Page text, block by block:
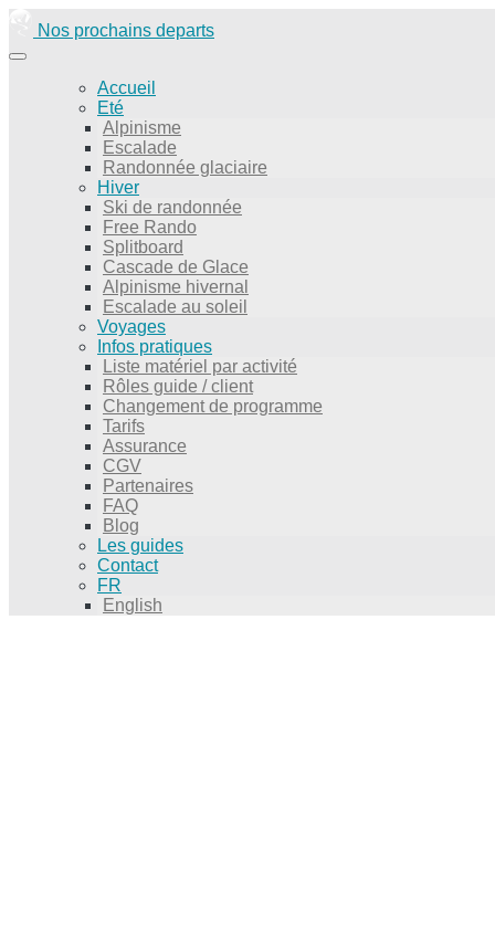
Nos prochains departs
Accueil
Eté
Alpinisme
Escalade
Randonnée glaciaire
Hiver
Ski de randonnée
Free Rando
Splitboard
Cascade de Glace
Alpinisme hivernal
Escalade au soleil
Voyages
Infos pratiques
Liste matériel par activité
Rôles guide / client
Changement de programme
Tarifs
Assurance
CGV
Partenaires
FAQ
Blog
Les guides
Contact
FR
English